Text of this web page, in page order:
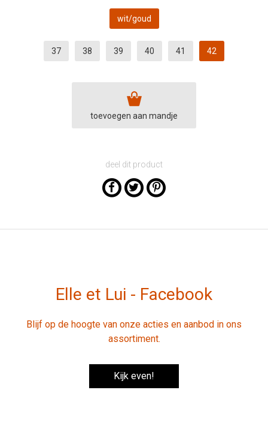
wit/goud
37 38 39 40 41 42
toevoegen aan mandje
deel dit product
Elle et Lui - Facebook
Blijf op de hoogte van onze acties en aanbod in ons
assortiment.
Kijk even!